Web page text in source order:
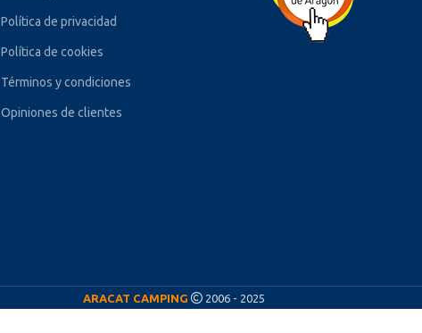
Política de privacidad
Política de cookies
Términos y condiciones
Opiniones de clientes
ARACAT CAMPING 2006 - 2025